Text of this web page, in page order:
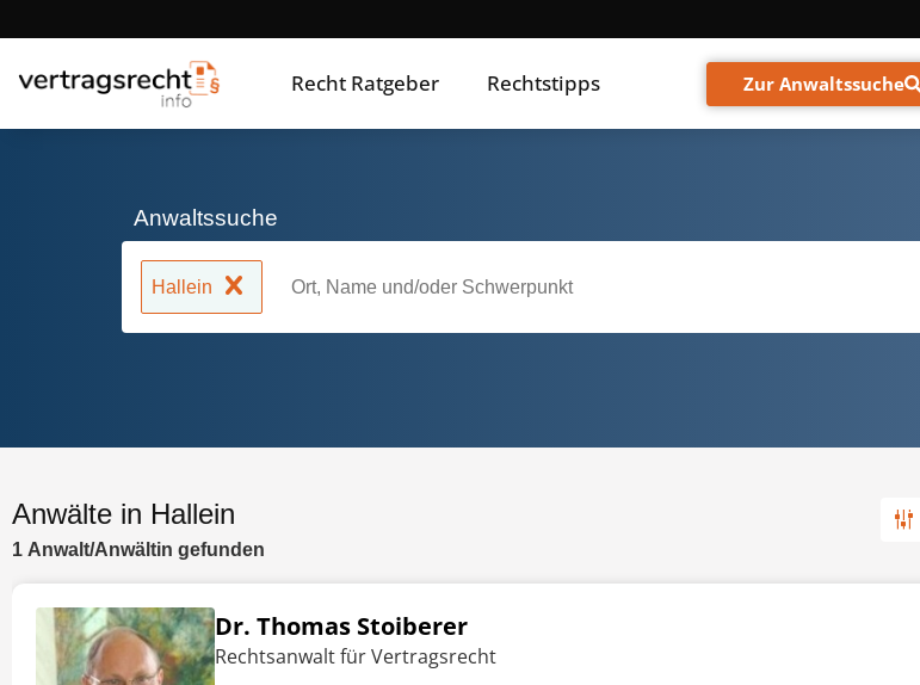
Recht Ratgeber Rechtstipps Zur Anwaltssuche
Anwaltssuche
Hallein
Anwälte in Hallein
1 Anwalt/Anwältin gefunden
Dr. Thomas Stoiberer
Rechtsanwalt für Vertragsrecht